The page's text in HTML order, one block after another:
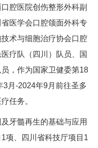
腔医院创伤整形外科副
医学会口腔颌面外科专
术与细胞治疗协会口腔
疗队（四川）队员、国
，作为国家卫健委第18
月-2024年9月前往圣多
任务。
牙髓再生的基础与应用
项、四川省科技厅项目1